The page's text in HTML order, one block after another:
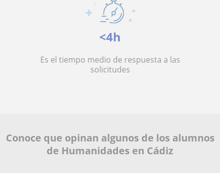
<4h
Es el tiempo medio de respuesta a las
solicitudes
Conoce que opinan algunos de los alumnos
de Humanidades en Cádiz